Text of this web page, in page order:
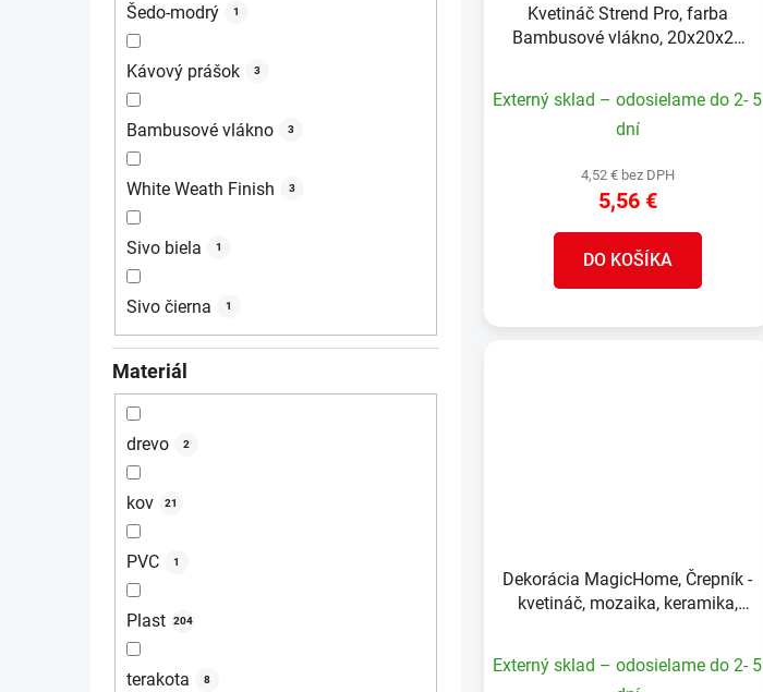
Šedo-modrý 1
Kávový prášok 3
Bambusové vlákno 3
White Weath Finish 3
Sivo biela 1
Sivo čierna 1
Materiál
drevo 2
kov 21
PVC 1
Plast 204
terakota 8
Kvetináč Strend Pro, farba
Bambusové vlákno, 20x20x26
Externý sklad – odosielame do 2- 5
dní
4,52 € bez DPH
5,56 €
DO KOŠÍKA
Dekorácia MagicHome, Črepník -
kvetináč, mozaika, keramika,
Externý sklad – odosielame do 2- 5